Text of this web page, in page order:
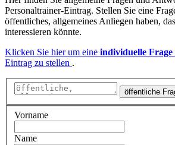
Personaltrainer-Eintrag. Stellen Sie eine
öffentliches, allgemeines Anliegen haben,
interessieren könnte.
Klicken Sie hier um eine individuelle Frage
Eintrag zu stellen .
öffentliche
Vorname
Name